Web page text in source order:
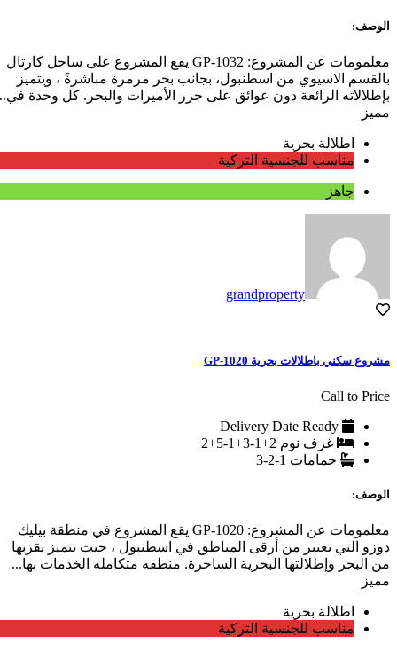
الوصف:
معلمومات عن المشروع: GP-1032 يقع المشروع على ساحل كارتال
بالقسم الاسيوي من اسطنبول، بجانب بحر مرمرة مباشرةً ، ويتميز
بإطلالاته الرائعة دون عوائق على جزر الأميرات والبحر. كل وحدة
مميز
اطلالة بحرية
مناسب للجنسية التركية
جاهز
grandproperty
مشروع سكني باطلالات بحرية GP-1020
Call to Price
Delivery Date Ready
غرف نوم 2+1-3+1-5+2
حمامات 1-2-3
الوصف:
معلمومات عن المشروع: GP-1020 يقع المشروع في منطقة بيليك
دوزو التي تعتبر من أرقى المناطق في اسطنبول ، حيث تتميز بقربها
من البحر وإطلالتها البحرية الساحرة. منطقه متكامله الخدمات بها...
مميز
اطلالة بحرية
مناسب للجنسية التركية